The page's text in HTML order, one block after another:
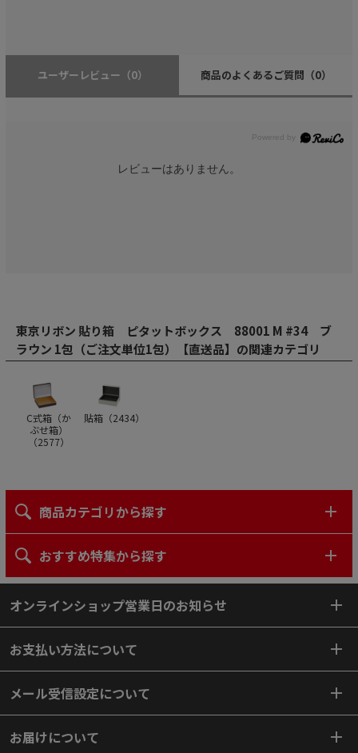
ユーザーレビュー （0） 商品のよくあるご質問 （0）
レビューはありません。
東京リボン 貼り箱 ピタットボックス 88001 M #34 ブ
ラウン 1包（ご注文単位1包）【直送品】の関連カテゴリ
C式箱（か
ぶせ箱）
（2577）
貼箱（2434）
商品カテゴリから探す
おすすめ特集から探す
オンラインショップ営業日のお知らせ
お支払い方法について
メール受信設定について
お届けについて